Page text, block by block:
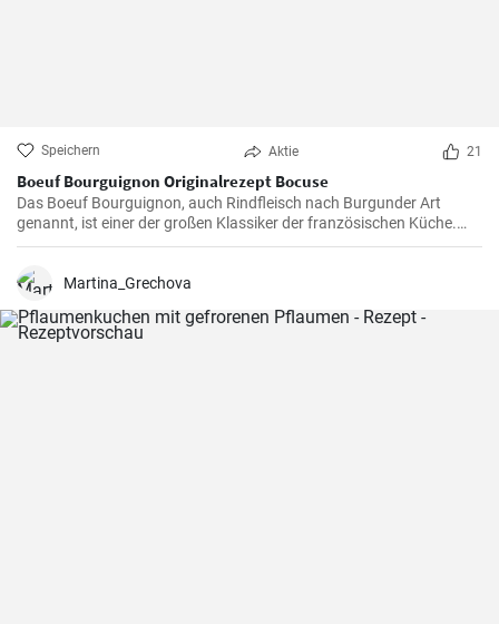
Speichern Aktie 21
Boeuf Bourguignon Originalrezept Bocuse
Das Boeuf Bourguignon, auch Rindfleisch nach Burgunder Art
genannt, ist einer der großen Klassiker der französischen Küche.
Das Rezept stammt aus dem Burgund, der Heimat des berühmten
Martina_Grechova